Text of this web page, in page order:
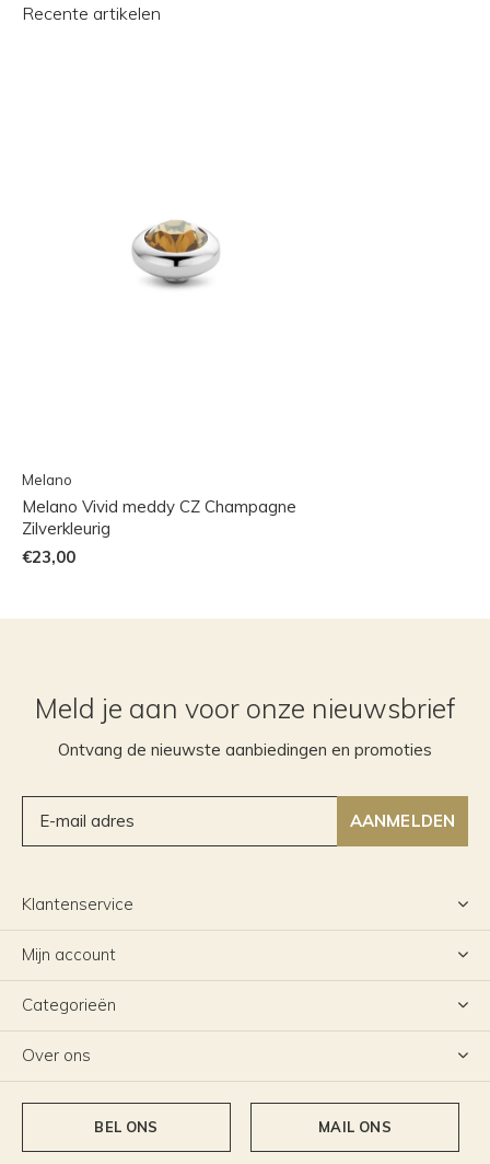
Recente artikelen
Melano
Melano Vivid meddy CZ Champagne
Zilverkleurig
€23,00
Meld je aan voor onze nieuwsbrief
Ontvang de nieuwste aanbiedingen en promoties
AANMELDEN
Klantenservice
Mijn account
Categorieën
Over ons
BEL ONS MAIL ONS